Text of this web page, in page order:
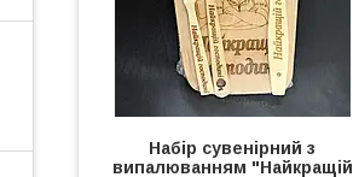
Набір сувенірний з
випалюванням "Найкращій